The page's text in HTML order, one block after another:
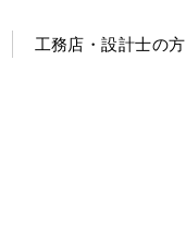
工務店・設計士の方